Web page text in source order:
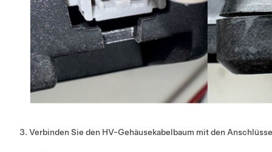
Verbinden Sie den HV-Gehäusekabelbaum mit den